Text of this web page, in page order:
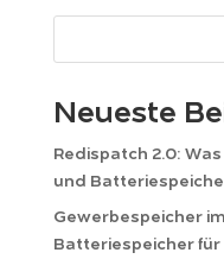
Neueste
Redispatch 2.0:
und
Gewerbespeicher
Batteriespeicher